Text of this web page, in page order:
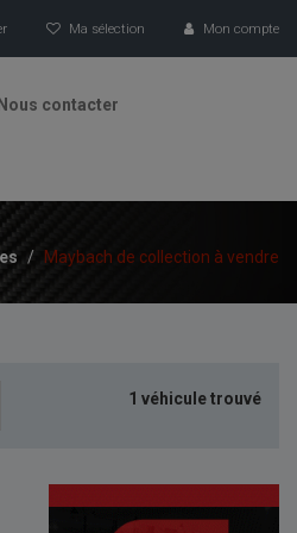
Ma sélection Mon compte
Nous contacter
/ Maybach de collection à vendre
1 véhicule trouvé